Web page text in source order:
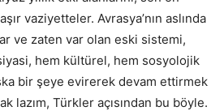
vaziyetteler. Avrasya’nın aslında
ve zaten var olan eski sistemi,
hem kültürel, hem sosyolojik
bir şeye evirerek devam ettirmek
lazım, Türkler açısından bu böyle.